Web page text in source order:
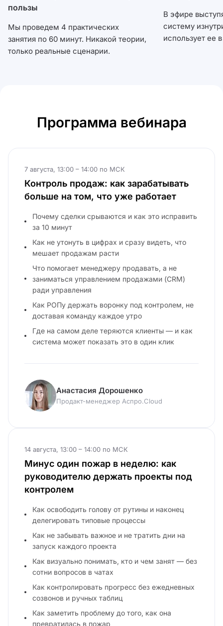
пользы
Мы проведем 4 практических
занятия по 60 минут. Никакой теории,
только реальные сценарии.
В эфире
систему
использует ее
Программа вебинара
7 августа, 13:00 – 14:00 по МСК
Контроль продаж: как зарабатывать
больше на том, что уже работает
Почему сделки срываются и как это исправить
за 10 минут
Как не утонуть в цифрах и сразу видеть, что
мешает продажам расти
Что помогает менеджеру продавать, а не
заниматься управлением продажами (CRM)
ради управления
Как РОПу держать воронку под контролем, не
доставая команду каждое утро
Где на самом деле теряются клиенты — и как
система может показать это в один клик
Анастасия Дорошенко
Продакт-менеджер Аспро.Cloud
14 августа, 13:00 – 14:00 по МСК
Минус один пожар в неделю: как
руководителю держать проекты под
контролем
Как освободить голову от рутины и наконец
делегировать типовые процессы
Как не забывать важное и не тратить дни на
запуск каждого проекта
Как визуально понимать, кто и чем занят — без
сотни вопросов в чатах
Как контролировать прогресс без ежедневных
созвонов и ручных таблиц
Как заметить проблему до того, как она
превратилась в пожар